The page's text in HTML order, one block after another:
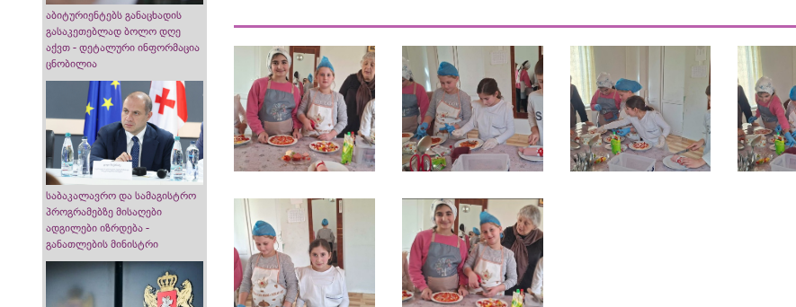
აბიტურიენტებს განაცხადის
გასაკეთებლად ბოლო დღე
აქვთ - დეტალური ინფორმაცია
ცნობილია
საბაკალავრო და სამაგისტრო
პროგრამებზე მისაღები
ადგილები იზრდება -
განათლების მინისტრი